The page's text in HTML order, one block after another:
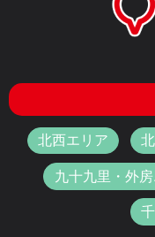
北西エリア
九十九里・外